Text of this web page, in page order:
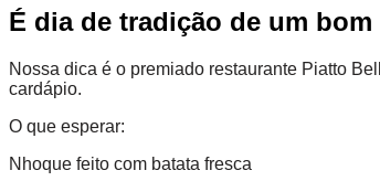
É dia de tradição de um
Nossa dica é o premiado restaurante Piatto
cardápio.
O que esperar:
Nhoque feito com batata fresca